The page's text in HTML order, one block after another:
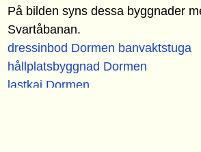
På bilden syns dessa byggnader
Svartåbanan.
dressinbod Dormen banvaktstuga
hållplatsbyggnad Dormen
lastkaj Dormen